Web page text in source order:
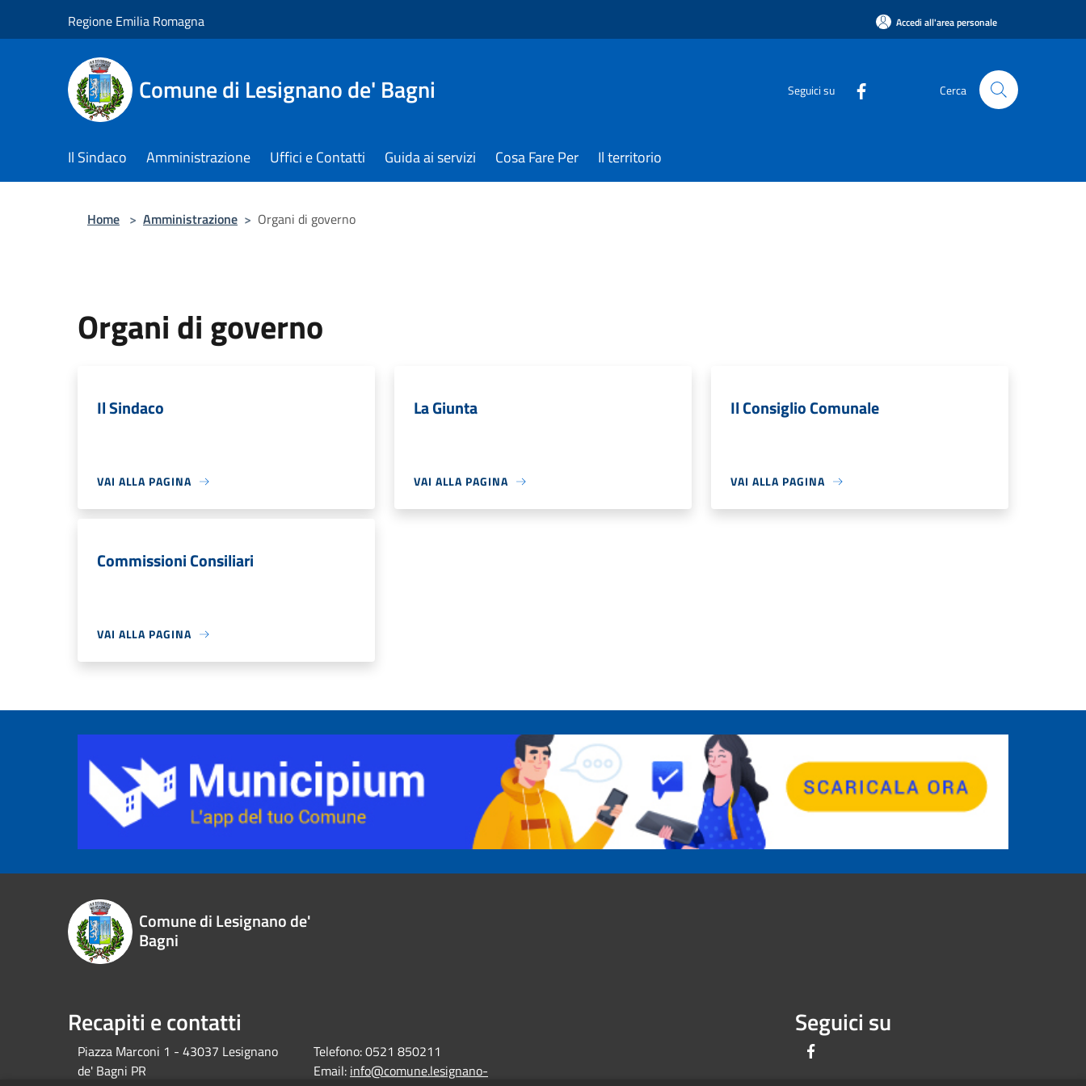
Regione Emilia Romagna Accedi all'area personale
Comune di Lesignano de' Bagni Seguici su Cerca
Il Sindaco Amministrazione Uffici e Contatti Guida ai servizi Cosa Fare Per Il territorio
Home > Amministrazione > Organi di governo
Organi di governo
Il Sindaco
VAI ALLA PAGINA
La Giunta
VAI ALLA PAGINA
Il Consiglio Comunale
VAI ALLA PAGINA
Commissioni Consiliari
VAI ALLA PAGINA
Comune di Lesignano de'
Bagni
Recapiti e contatti
Piazza Marconi 1 - 43037 Lesignano
de' Bagni PR
Telefono:0521 850211
Email: info@comune.lesignano-
Seguici su